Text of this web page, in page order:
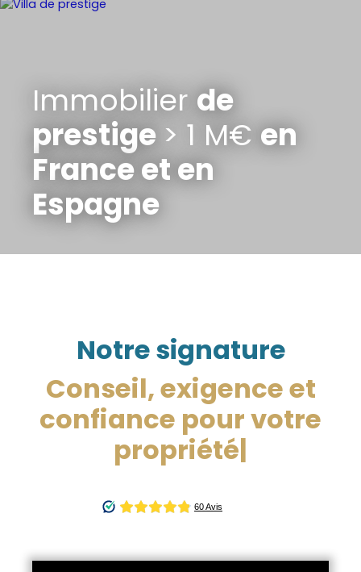
Immobilier de
prestige > 1 M€ en
France et en
Espagne
Notre signature
Conseil, exigence et
confiance pour votre
propriété, en Franc